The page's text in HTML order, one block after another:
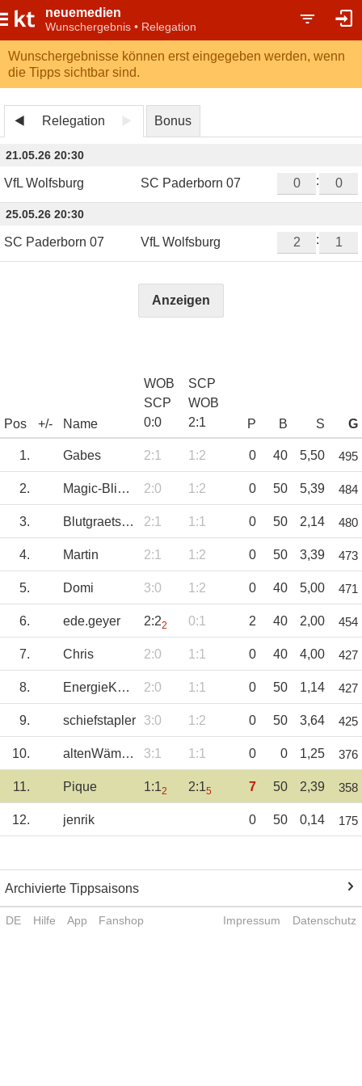
neuemedien
Wunschergebnis • Relegation
Wunschergebnisse können erst eingegeben werden, wenn
die Tipps sichtbar sind.
Relegation Bonus
21.05.26 20:30
VfL Wolfsburg SC Paderborn 07 :
25.05.26 20:30
SC Paderborn 07 VfL Wolfsburg :
Anzeigen
Pos +/- Name
WOB
SCP
0:0
SCP
WOB
2:1 P B S G
1. Gabes 2:1 1:2 0 40 5,50 495
2. Magic-Blicky 2:0 1:2 0 50 5,39 484
3. Blutgraetsche 2:1 1:1 0 50 2,14 480
4. Martin 2:1 1:2 0 50 3,39 473
5. Domi 3:0 1:2 0 40 5,00 471
6. ede.geyer 2:22 0:1 2 40 2,00 454
7. Chris 2:0 1:1 0 40 4,00 427
8. EnergieKopfnuss 2:0 1:1 0 50 1,14 427
9. schiefstapler 3:0 1:2 0 50 3,64 425
10. altenWämser 3:1 1:1 0 0 1,25 376
11. Pique 1:12 2:15 7 50 2,39 358
12. jenrik 0 50 0,14 175
Archivierte Tippsaisons
DE Hilfe App Fanshop Impressum Datenschutz